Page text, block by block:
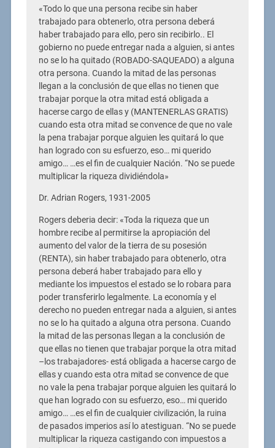
«Todo lo que una persona recibe sin haber
trabajado para obtenerlo, otra persona deberá
haber trabajado para ello, pero sin recibirlo.. El
gobierno no puede entregar nada a alguien, si antes
no se lo ha quitado (ROBADO-SAQUEADO) a alguna
otra persona. Cuando la mitad de las personas
llegan a la conclusión de que ellas no tienen que
trabajar porque la otra mitad está obligada a
hacerse cargo de ellas y (MANTENERLAS GRATIS)
cuando esta otra mitad se convence de que no vale
la pena trabajar porque alguien les quitará lo que
han logrado con su esfuerzo, eso… mi querido
amigo… …es el fin de cualquier Nación. “No se puede
multiplicar la riqueza dividiéndola»
Dr. Adrian Rogers, 1931-2005
Rogers deberia decir: «Toda la riqueza que un
hombre recibe al permitirse la apropiación del
aumento del valor de la tierra de su posesión
(RENTA), sin haber trabajado para obtenerlo, otra
persona deberá haber trabajado para ello y
mediante los impuestos el estado se lo robara para
poder transferirlo legalmente. La economía y el
derecho no pueden entregar nada a alguien, si antes
no se lo ha quitado a alguna otra persona. Cuando
la mitad de las personas llegan a la conclusión de
que ellas no tienen que trabajar porque la otra mitad
–los trabajadores- está obligada a hacerse cargo de
ellas y cuando esta otra mitad se convence de que
no vale la pena trabajar porque alguien les quitará lo
que han logrado con su esfuerzo, eso… mi querido
amigo… …es el fin de cualquier civilización, la ruina
de pasados imperios así lo atestiguan. “No se puede
multiplicar la riqueza castigando con impuestos a